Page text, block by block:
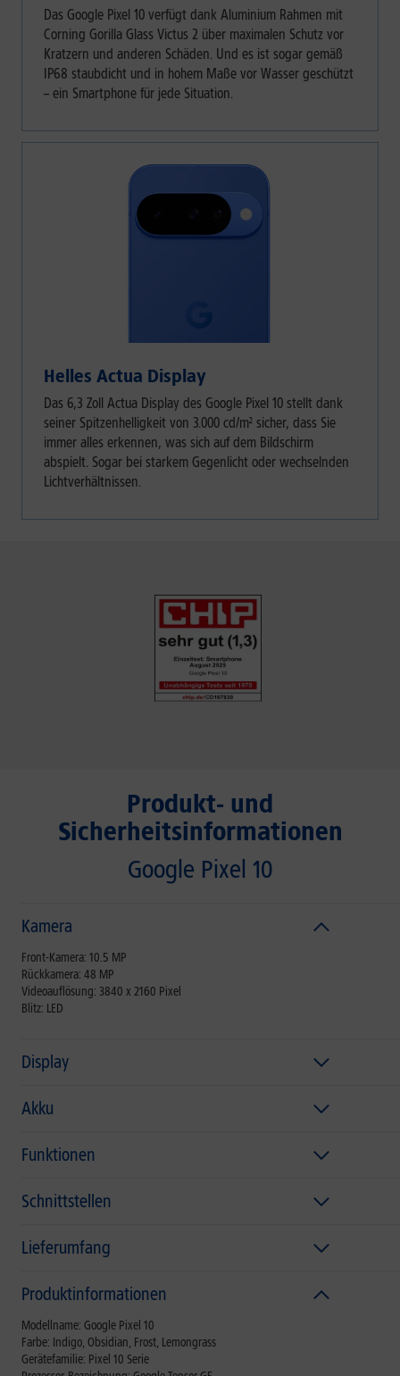
Das Google Pixel 10 verfügt dank Aluminium Rahmen mit
Corning Gorilla Glass Victus 2 über maximalen Schutz vor
Kratzern und anderen Schäden. Und es ist sogar gemäß
IP68 staubdicht und in hohem Maße vor Wasser geschützt
– ein Smartphone für jede Situation.
Helles Actua Display
Das 6,3 Zoll Actua Display des Google Pixel 10 stellt dank
seiner Spitzenhelligkeit von 3.000 cd/m² sicher, dass Sie
immer alles erkennen, was sich auf dem Bildschirm
abspielt. Sogar bei starkem Gegenlicht oder wechselnden
Lichtverhältnissen.
Produkt- und
Sicherheitsinformationen
Google Pixel 10
Kamera
Front-Kamera: 10.5 MP
Rückkamera: 48 MP
Videoauflösung: 3840 x 2160 Pixel
Blitz: LED
Display
Akku
Funktionen
Schnittstellen
Lieferumfang
Produktinformationen
Modellname: Google Pixel 10
Farbe: Indigo, Obsidian, Frost, Lemongrass
Gerätefamilie: Pixel 10 Serie